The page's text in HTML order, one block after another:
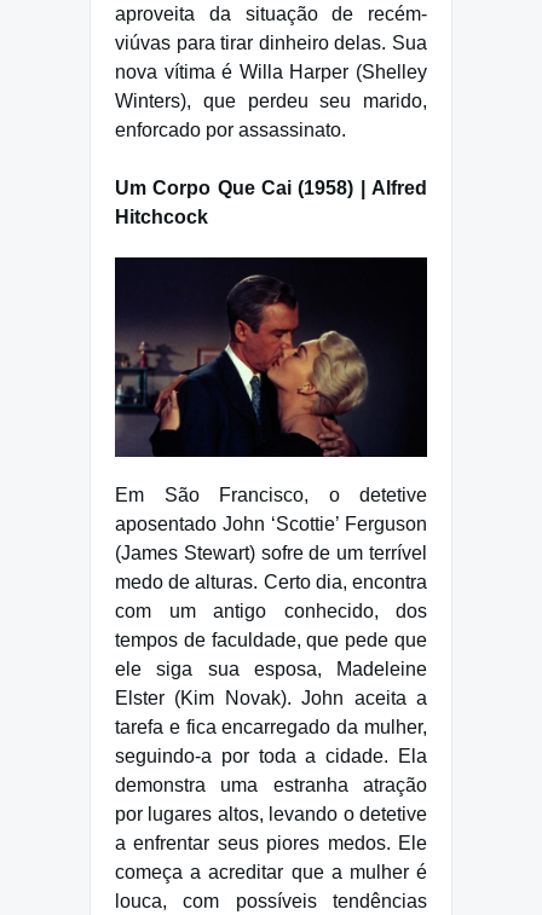
aproveita da situação de recém-
viúvas para tirar dinheiro delas. Sua
nova vítima é Willa Harper (Shelley
Winters), que perdeu seu marido,
enforcado por assassinato.
Um Corpo Que Cai (1958) | Alfred
Hitchcock
Em São Francisco, o detetive
aposentado John ‘Scottie’ Ferguson
(James Stewart) sofre de um terrível
medo de alturas. Certo dia, encontra
com um antigo conhecido, dos
tempos de faculdade, que pede que
ele siga sua esposa, Madeleine
Elster (Kim Novak). John aceita a
tarefa e fica encarregado da mulher,
seguindo-a por toda a cidade. Ela
demonstra uma estranha atração
por lugares altos, levando o detetive
a enfrentar seus piores medos. Ele
começa a acreditar que a mulher é
louca, com possíveis tendências